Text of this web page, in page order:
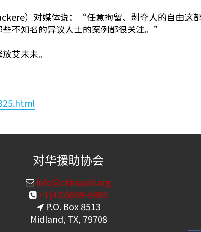
）对媒体说：“任意拘留、剥夺人的自由这
不知名的异议人士的案例都很关注。”
艾未未。
对华援助协会
info@chinaaid.org
+1(432)689-6985
P.O. Box 8513
Midland, TX, 79708